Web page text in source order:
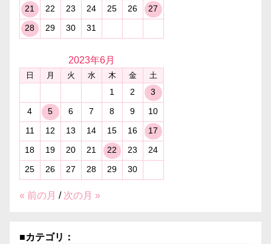
21
22 23 24 25 26
27
28
29 30 31
2023年6月
日 月 火 水 木 金 土
1 2
3
4
5 6 7 8 9
10
11
12 13 14 15 16
17
18
19 20 21 22 23
24
25
26 27 28 29 30
« 前の月 / 次の月 »
■カテゴリ：